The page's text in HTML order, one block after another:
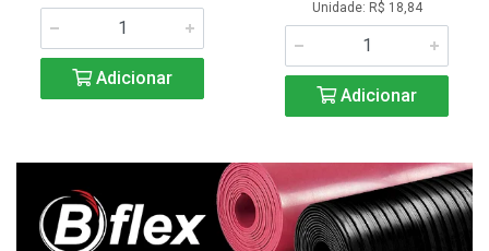
Adicionar
Unidade: R$ 18,84
Adicionar